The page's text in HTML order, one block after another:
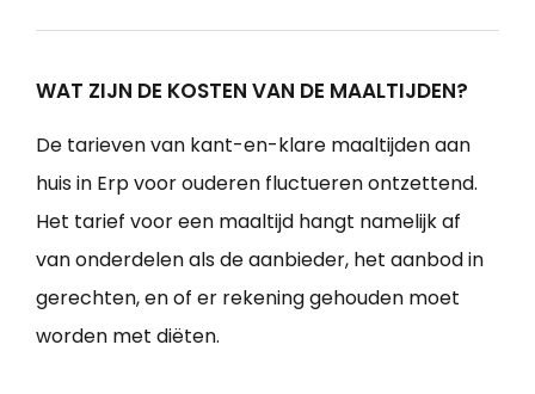
WAT ZIJN DE KOSTEN VAN DE MAALTIJDEN?
De tarieven van kant-en-klare maaltijden aan
huis in Erp voor ouderen fluctueren ontzettend.
Het tarief voor een maaltijd hangt namelijk af
van onderdelen als de aanbieder, het aanbod in
gerechten, en of er rekening gehouden moet
worden met diëten.